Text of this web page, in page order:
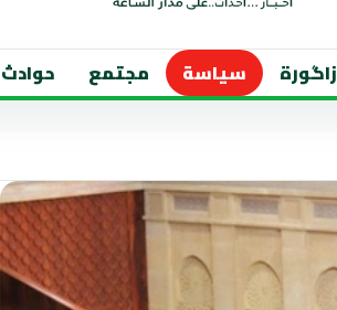
زاگورة سياسة مجتمع حوادث